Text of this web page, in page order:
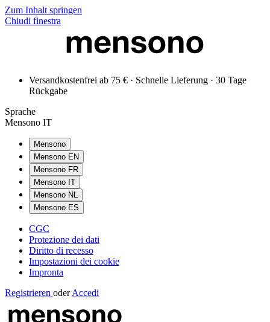
Zum Inhalt springen
Chiudi finestra
Versandkostenfrei ab 75 € · Schnelle Lieferung · 30 Tage
Rückgabe
Sprache
Mensono IT
Mensono
Mensono EN
Mensono FR
Mensono IT
Mensono NL
Mensono ES
CGC
Protezione dei dati
Diritto di recesso
Impostazioni dei cookie
Impronta
Registrieren oder Accedi